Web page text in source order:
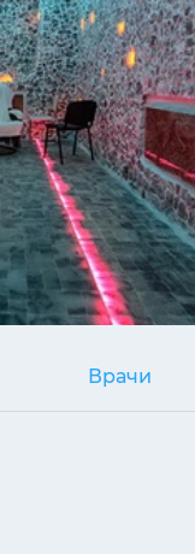
Врачи